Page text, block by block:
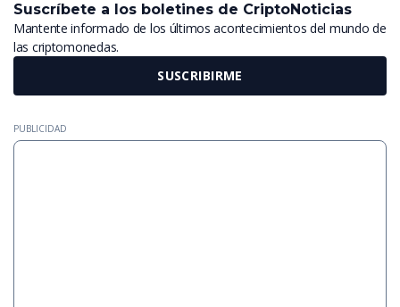
Suscríbete a los boletines de CriptoNoticias
Mantente informado de los últimos acontecimientos del mundo de
las criptomonedas.
SUSCRIBIRME
PUBLICIDAD